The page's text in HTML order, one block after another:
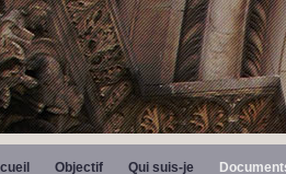
Objectif Qui suis-je